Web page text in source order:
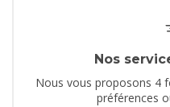
Nos
Nous vous proposons 4
préférences